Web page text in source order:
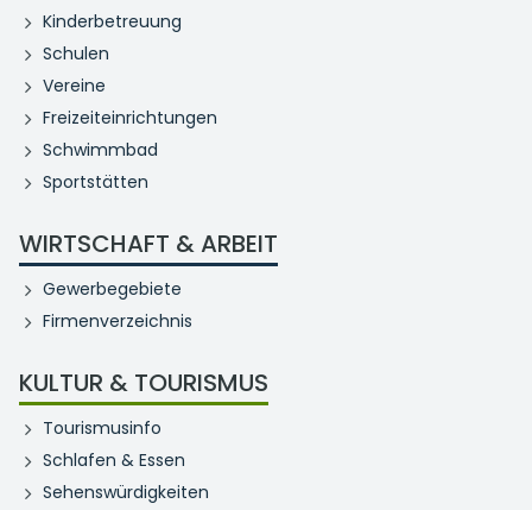
Kinderbetreuung
Schulen
Vereine
Freizeiteinrichtungen
Schwimmbad
Sportstätten
WIRTSCHAFT & ARBEIT
Gewerbegebiete
Firmenverzeichnis
KULTUR & TOURISMUS
Tourismusinfo
Schlafen & Essen
Sehenswürdigkeiten